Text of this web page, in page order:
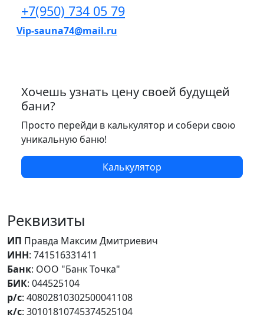
+7(950) 734 05 79
Vip-sauna74@mail.ru
Хочешь узнать цену своей будущей
бани?
Просто перейди в калькулятор и собери свою
уникальную баню!
Калькулятор
Реквизиты
ИП Правда Максим Дмитриевич
ИНН: 741516331411
Банк: ООО "Банк Точка"
БИК: 044525104
р/с: 40802810302500041108
к/с: 30101810745374525104